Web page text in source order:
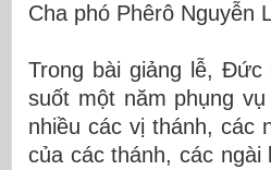
Cha phó Phêrô Nguyễn
Trong bài giảng lễ, Đức
suốt một năm phụng
nhiều các vị thánh, các
của các thánh, các